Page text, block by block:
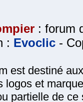
: forum
: Evoclic -
est destiné
logos et
partielle de